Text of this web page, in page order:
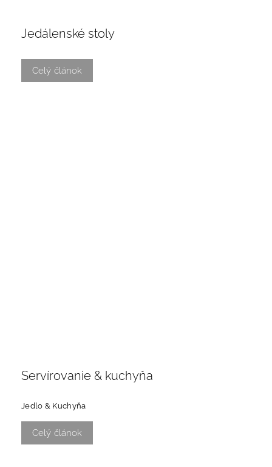
Jedálenské stoly
Celý článok
Servírovanie & kuchyňa
Jedlo & Kuchyňa
Celý článok